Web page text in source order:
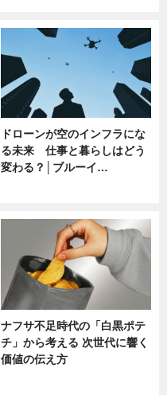
ドローンが空のインフラにな
る未来 仕事と暮らしはどう
変わる？│ブルーイ…
ナフサ不足時代の「白黒ポテ
チ」から考える 次世代に響く
価値の伝え方